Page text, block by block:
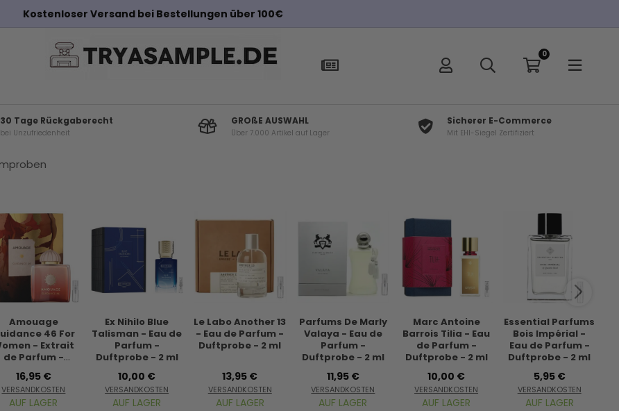
Sehen Sie unsere neuesten Parfümproben
0
30 Tage Rückgaberecht
bei Unzufriedenheit
GROßE AUSWAHL
Über 7.000 Artikel auf Lager
Sicherer E-Commerce
Mit EHI-Siegel Zertifiziert
Amouage
46 For
- Extrait
de Parfum -
- 2 ml
16,95 €
VERSANDKOSTEN
AUF LAGER
Ex Nihilo Blue
Talisman - Eau de
Parfum -
Duftprobe - 2 ml
10,00 €
VERSANDKOSTEN
AUF LAGER
Le Labo Another 13
- Eau de Parfum -
Duftprobe - 2 ml
13,95 €
VERSANDKOSTEN
AUF LAGER
Parfums De Marly
Valaya - Eau de
Parfum -
Duftprobe - 2 ml
11,95 €
VERSANDKOSTEN
AUF LAGER
Marc Antoine
Barrois Tilia - Eau
de Parfum -
Duftprobe - 2 ml
10,00 €
VERSANDKOSTEN
AUF LAGER
Essential Parfums
Bois Impérial -
Eau de Parfum -
Duftprobe - 2 ml
5,95 €
VERSANDKOSTEN
AUF LAGER